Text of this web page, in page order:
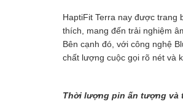
HaptiFit Terra nay được trang
thích, mang đến trải nghiệm
Bên cạnh đó, với công nghệ
chất lượng cuộc gọi rõ nét và
Thời lượng pin ấn tượng và